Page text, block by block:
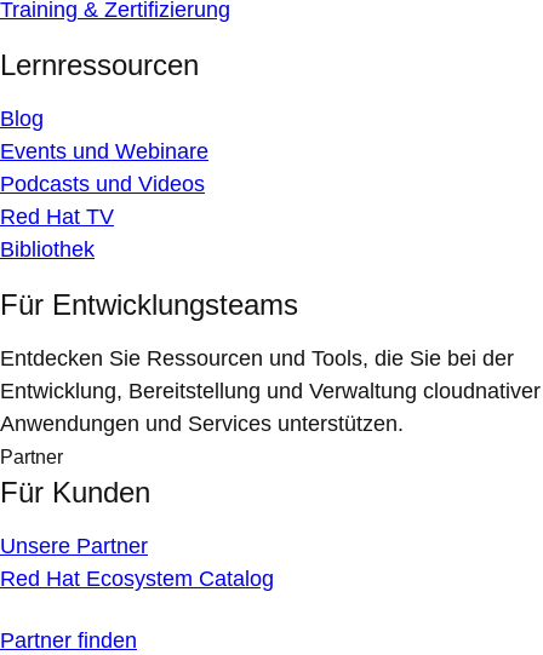
Training & Zertifizierung
Lernressourcen
Blog
Events und Webinare
Podcasts und Videos
Red Hat TV
Bibliothek
Für Entwicklungsteams
Entdecken Sie Ressourcen und Tools, die Sie bei der
Entwicklung, Bereitstellung und Verwaltung cloudnativer
Anwendungen und Services unterstützen.
Partner
Für Kunden
Unsere Partner
Red Hat Ecosystem Catalog
Partner finden